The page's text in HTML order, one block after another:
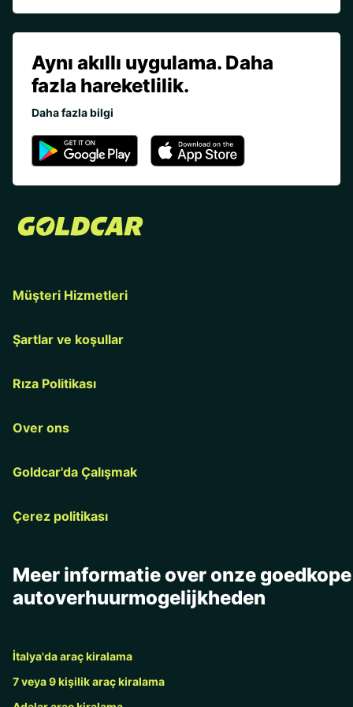
Aynı akıllı uygulama. Daha
fazla hareketlilik.
Daha fazla bilgi
Müşteri Hizmetleri
Şartlar ve koşullar
Rıza Politikası
Over ons
Goldcar'da Çalışmak
Çerez politikası
Meer informatie over onze goedkope
autoverhuurmogelijkheden
İtalya'da araç kiralama
7 veya 9 kişilik araç kiralama